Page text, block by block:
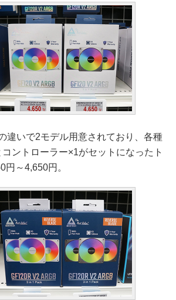
いで2モデル用意されており、各種
ントローラー×1がセットになったト
～4,650円。